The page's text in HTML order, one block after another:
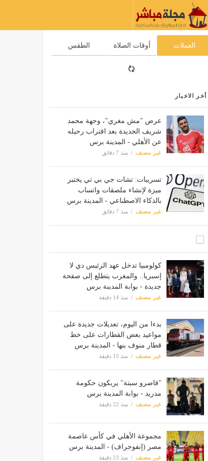
العملات أوقات الصلاة الطقس
أخر الاخبار
عرض "مش مغري"، وجهة محمد
شريف الجديدة بعد اقتراب رحيله
عن الأهلي - المدينة برس
غير مصنف منذ 7 دقائق
تسريبات: تشات جي بي تي يختبر
ميزة لإنشاء ملصقات واتساب
بالذكاء الاصطناعي - المدينة برس
غير مصنف منذ 7 دقائق
كولومبيا تدخل عهد الرئيس دي لا
إسبريا.. والمغرب يتطلع إلى صفحة
جديدة - بوابة المدينة برس
غير مصنف منذ 14 دقيقة
بدءا من اليوم، تعديلات جديدة على
مواعيد بعض القطارات على خط
قطار منوف بنها - المدينة برس
غير مصنف منذ 15 دقيقة
"قاصرو سبتة" يربكون حكومة
مدريد - بوابة المدينة برس
غير مصنف منذ 22 دقيقة
مجموعة الأهلي في كأس عاصمة
مصر (إنفوجراف) - المدينة برس
غير مصنف منذ 23 دقيقة